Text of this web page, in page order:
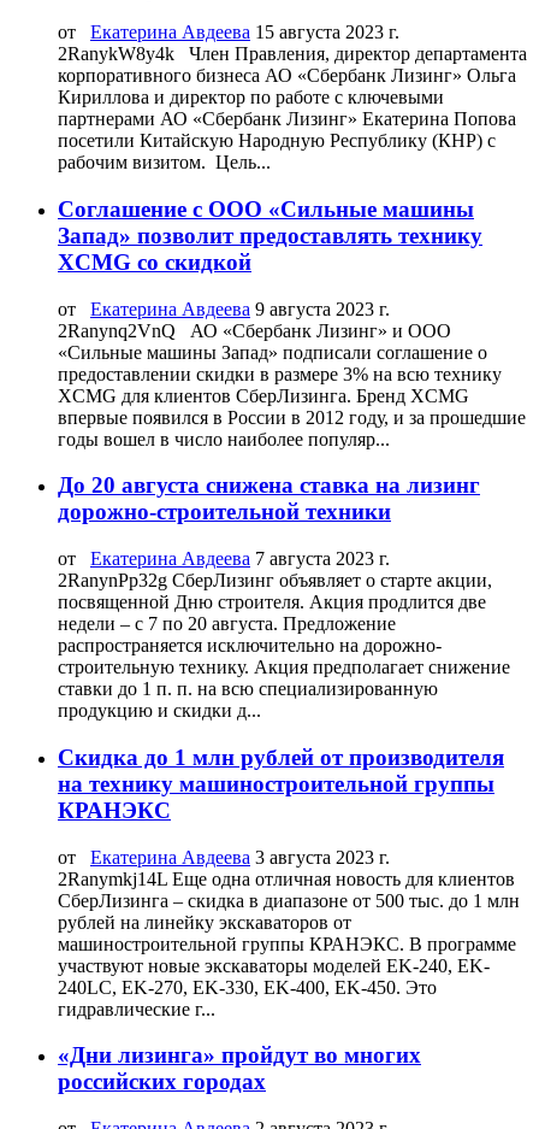
от Екатерина Авдеева 15 августа 2023 г.
2RanykW8y4k Член Правления, директор департамента
корпоративного бизнеса АО «Сбербанк Лизинг» Ольга
Кириллова и директор по работе с ключевыми
партнерами АО «Сбербанк Лизинг» Екатерина Попова
посетили Китайскую Народную Республику (КНР) с
рабочим визитом. Цель...
Соглашение с ООО «Сильные машины
Запад» позволит предоставлять технику
XCMG со скидкой
от Екатерина Авдеева 9 августа 2023 г.
2Ranynq2VnQ АО «Сбербанк Лизинг» и ООО
«Сильные машины Запад» подписали соглашение о
предоставлении скидки в размере 3% на всю технику
XCMG для клиентов СберЛизинга. Бренд XCMG
впервые появился в России в 2012 году, и за прошедшие
годы вошел в число наиболее популяр...
До 20 августа снижена ставка на лизинг
дорожно-строительной техники
от Екатерина Авдеева 7 августа 2023 г.
2RanynPp32g СберЛизинг объявляет о старте акции,
посвященной Дню строителя. Акция продлится две
недели – с 7 по 20 августа. Предложение
распространяется исключительно на дорожно-
строительную технику. Акция предполагает снижение
ставки до 1 п. п. на всю специализированную
продукцию и скидки д...
Скидка до 1 млн рублей от производителя
на технику машиностроительной группы
КРАНЭКС
от Екатерина Авдеева 3 августа 2023 г.
2Ranymkj14L Еще одна отличная новость для клиентов
СберЛизинга – скидка в диапазоне от 500 тыс. до 1 млн
рублей на линейку экскаваторов от
машиностроительной группы КРАНЭКС. В программе
участвуют новые экскаваторы моделей EK-240, EK-
240LC, EK-270, EK-330, EK-400, ЕK-450. Это
гидравлические г...
«Дни лизинга» пройдут во многих
российских городах